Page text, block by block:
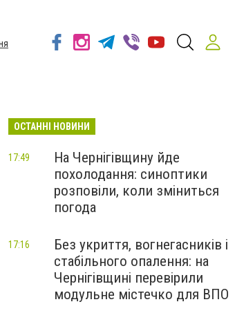
ОСТАННІ НОВИНИ
На Чернігівщину йде
похолодання: синоптики
розповіли, коли зміниться
погода
17:49
Без укриття, вогнегасників і
стабільного опалення: на
Чернігівщині перевірили
модульне містечко для ВПО
17:16